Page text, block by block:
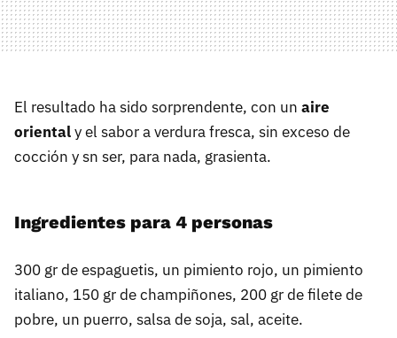
El resultado ha sido sorprendente, con un aire
orientaly el sabor a verdura fresca, sin exceso de
cocción y sn ser, para nada, grasienta.
Ingredientes para 4 personas
300 gr de espaguetis, un pimiento rojo, un pimiento
italiano, 150 gr de champiñones, 200 gr de filete de
pobre, un puerro, salsa de soja, sal, aceite.